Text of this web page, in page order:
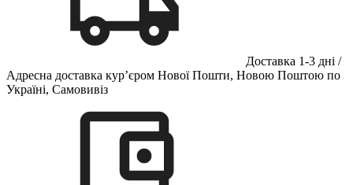
Доставка 1-3 дні /
Адресна доставка кур’єром Нової Пошти, Новою Поштою по
Україні, Самовивіз